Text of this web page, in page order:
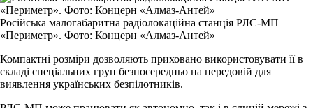
Російська малогабаритна радіолокаційна станція РЛС-МП
«Периметр». Фото: Концерн «Алмаз-Антей»
Компактні розміри дозволяють приховано використовувати її в
складі спеціальних груп безпосередньо на передовій для
виявлення українських безпілотників.